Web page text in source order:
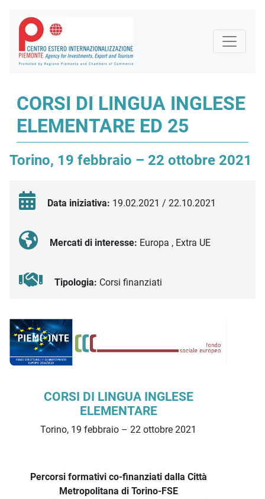
CORSI DI LINGUA INGLESE
ELEMENTARE ED 25
Torino, 19 febbraio – 22 ottobre 2021
Data iniziativa: 19.02.2021 / 22.10.2021
Mercati di interesse: Europa , Extra UE
Tipologia: Corsi finanziati
Descrizione iniziativa
CORSI DI LINGUA INGLESE
ELEMENTARE
Torino, 19 febbraio – 22 ottobre 2021
Percorsi formativi co-finanziati dalla Città
Metropolitana di Torino-FSE